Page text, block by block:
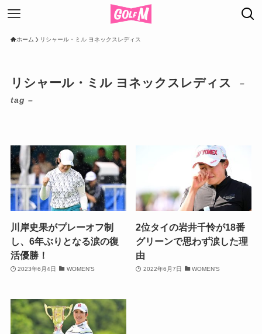
ホーム リシャール・ミル ヨネックスレディス
リシャール・ミル ヨネックスレディス
–
tag –
川岸史果がプレーオフ制
し、6年ぶりとなる涙の復
活優勝！
2023年6月4日 WOMEN'S
2位タイの岩井千怜が18番
グリーンで思わず涙した理
由
2022年6月7日 WOMEN'S